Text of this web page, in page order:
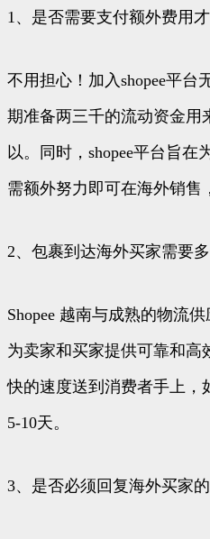
1、是否需要支付额外费用
不用担心！加入shopee平台
期准备两三千的流动资金用
以。同时，shopee平台旨
需额外努力即可在海外销售
2、包裹到达海外买家需要
Shopee 越南与成熟的物流
为卖家和买家提供可靠和高
快的速度送到消费者手上，
5-10天。
3、是否必须回复海外买家